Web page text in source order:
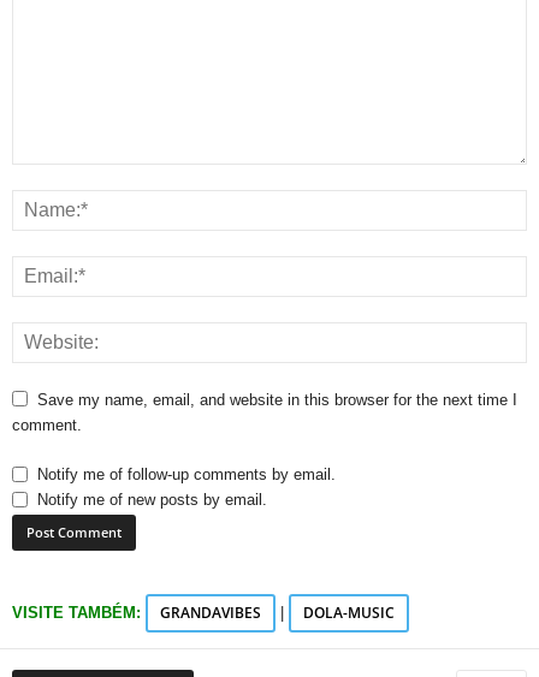
Save my name, email, and website in this browser for the next time I
comment.
Notify me of follow-up comments by email.
Notify me of new posts by email.
VISITE TAMBÉM: GRANDAVIBES DOLA-MUSIC